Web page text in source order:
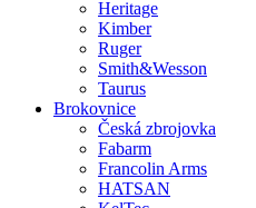
Heritage
Kimber
Ruger
Smith&Wesson
Taurus
Brokovnice
Česká zbrojovka
Fabarm
Francolin Arms
HATSAN